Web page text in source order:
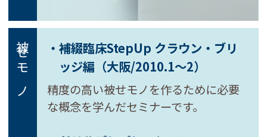
被せモノ
・補綴臨床StepUp クラウン・ブリ
ッジ編 （大阪/2010.1～2）
精度の高い被せモノを作るために必要
な概念を学んだセミナーです。